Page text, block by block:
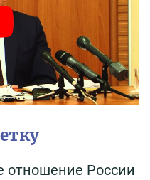
отношение России